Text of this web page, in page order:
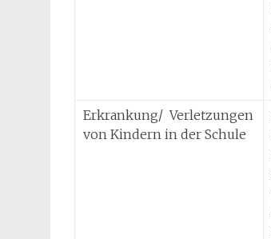
Erkrankung/ Verletzungen
von Kindern in der Schule